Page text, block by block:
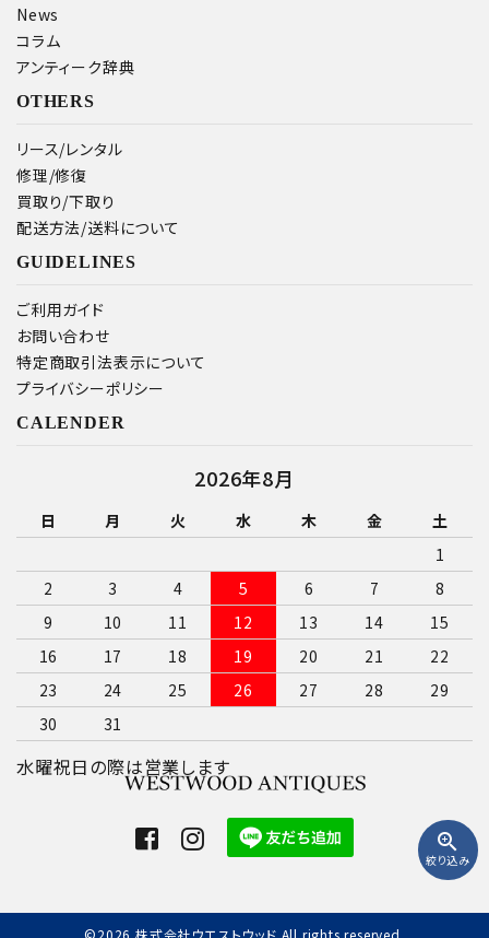
zoom_in
絞り込み
News
コラム
アンティーク辞典
OTHERS
リース/レンタル
修理/修復
買取り/下取り
配送方法/送料について
GUIDELINES
ご利用ガイド
お問い合わせ
特定商取引法表示について
プライバシーポリシー
CALENDER
2026年8月
日 月 火 水 木 金
土
1
2
3 4 5 6 7
8
9
10 11 12 13 14
15
16
17 18 19 20 21
22
23
24 25 26 27 28
29
30
31
水曜祝日の際は営業します